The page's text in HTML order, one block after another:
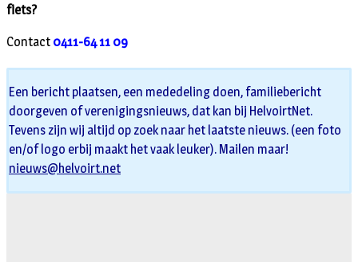
fiets?
Contact 0411-64 11 09
Een bericht plaatsen, een mededeling doen, familiebericht
doorgeven of verenigingsnieuws, dat kan bij HelvoirtNet.
Tevens zijn wij altijd op zoek naar het laatste nieuws. (een foto
en/of logo erbij maakt het vaak leuker). Mailen maar!
nieuws@helvoirt.net